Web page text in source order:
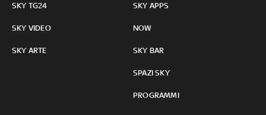
SKY TG24
SKY VIDEO
SKY ARTE
SKY APPS
NOW
SKY BAR
SPAZI SKY
PROGRAMMI